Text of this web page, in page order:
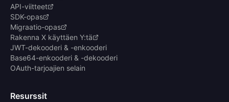
API-viitteet
SDK-opas
Migraatio-opas
Rakenna X käyttäen Y:tä
JWT-dekooderi & -enkooderi
Base64-enkooderi & -dekooderi
OAuth-tarjoajien selain
Resurssit